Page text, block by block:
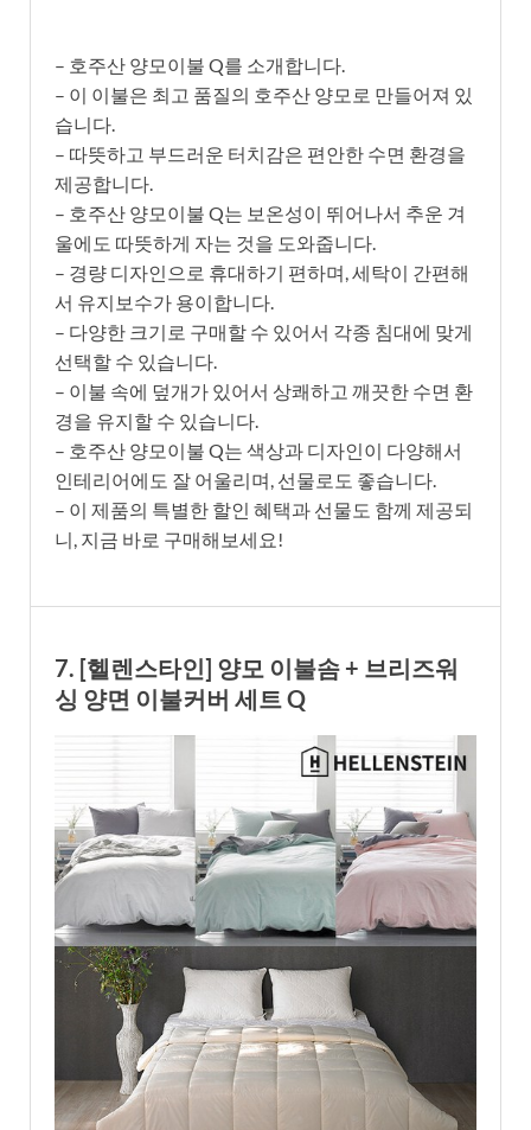
– 호주산 양모이불 Q를 소개합니다.
– 이 이불은 최고 품질의 호주산 양모로 만들어져 있
습니다.
– 따뜻하고 부드러운 터치감은 편안한 수면 환경을
제공합니다.
– 호주산 양모이불 Q는 보온성이 뛰어나서 추운 겨
울에도 따뜻하게 자는 것을 도와줍니다.
– 경량 디자인으로 휴대하기 편하며, 세탁이 간편해
서 유지보수가 용이합니다.
– 다양한 크기로 구매할 수 있어서 각종 침대에 맞게
선택할 수 있습니다.
– 이불 속에 덮개가 있어서 상쾌하고 깨끗한 수면 환
경을 유지할 수 있습니다.
– 호주산 양모이불 Q는 색상과 디자인이 다양해서
인테리어에도 잘 어울리며, 선물로도 좋습니다.
– 이 제품의 특별한 할인 혜택과 선물도 함께 제공되
니, 지금 바로 구매해보세요!
7. [헬렌스타인] 양모 이불솜 + 브리즈워
싱 양면 이불커버 세트 Q